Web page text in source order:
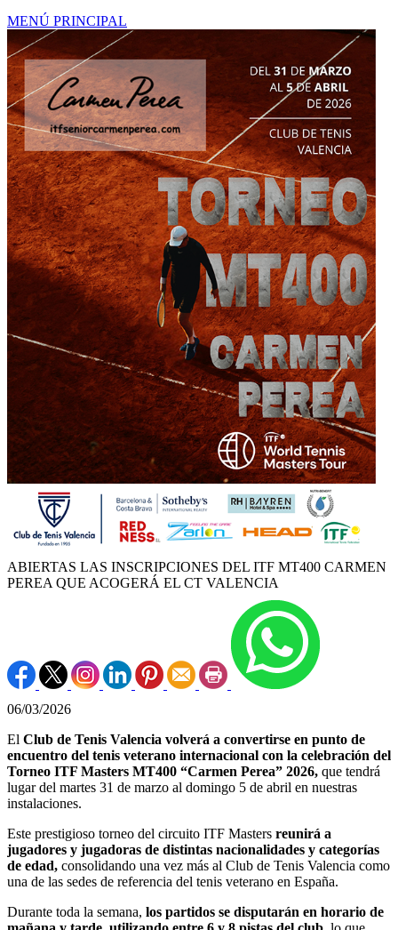
MENÚ PRINCIPAL
ABIERTAS LAS INSCRIPCIONES DEL ITF MT400 CARMEN
PEREA QUE ACOGERÁ EL CT VALENCIA
06/03/2026
El Club de Tenis Valencia volverá a convertirse en punto de
encuentro del tenis veterano internacional con la celebración del
Torneo ITF Masters MT400 “Carmen Perea” 2026, que tendrá
lugar del martes 31 de marzo al domingo 5 de abril en nuestras
instalaciones.
Este prestigioso torneo del circuito ITF Masters reunirá a
jugadores y jugadoras de distintas nacionalidades y categorías
de edad, consolidando una vez más al Club de Tenis Valencia como
una de las sedes de referencia del tenis veterano en España.
Durante toda la semana, los partidos se disputarán en horario de